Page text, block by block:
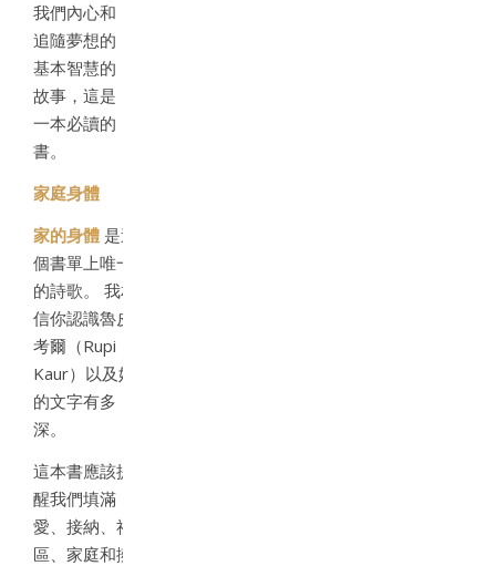
我們內心和
追隨夢想的
基本智慧的
故事，這是
一本必讀的
書。
家庭身體
家的身體 是這
個書單上唯一
的詩歌。 我相
信你認識魯皮·
考爾（Rupi
Kaur）以及她
的文字有多
深。
這本書應該提
醒我們填滿
愛、接納、社
區、家庭和擁